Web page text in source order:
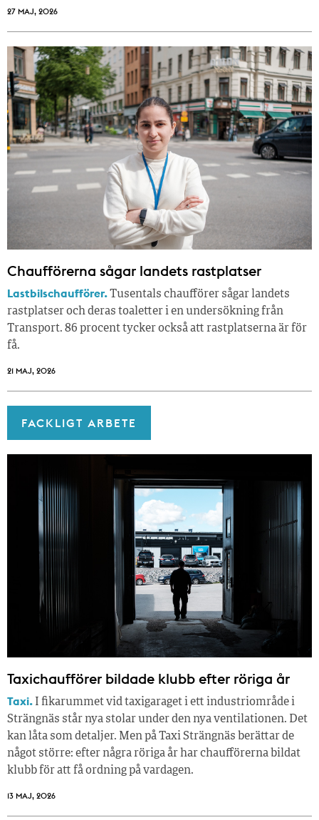
27 MAJ, 2026
Chaufförerna sågar landets rastplatser
Lastbilschaufförer.Tusentals chaufförer sågar landets
rastplatser och deras toaletter i en undersökning från
Transport. 86 procent tycker också att rastplatserna är för
få.
21 MAJ, 2026
FACKLIGT ARBETE
Taxichaufförer bildade klubb efter röriga år
Taxi. I fikarummet vid taxigaraget i ett industriområde i
Strängnäs står nya stolar under den nya ventilationen. Det
kan låta som detaljer. Men på Taxi Strängnäs berättar de
något större: efter några röriga år har chaufförerna bildat
klubb för att få ordning på vardagen.
13 MAJ, 2026